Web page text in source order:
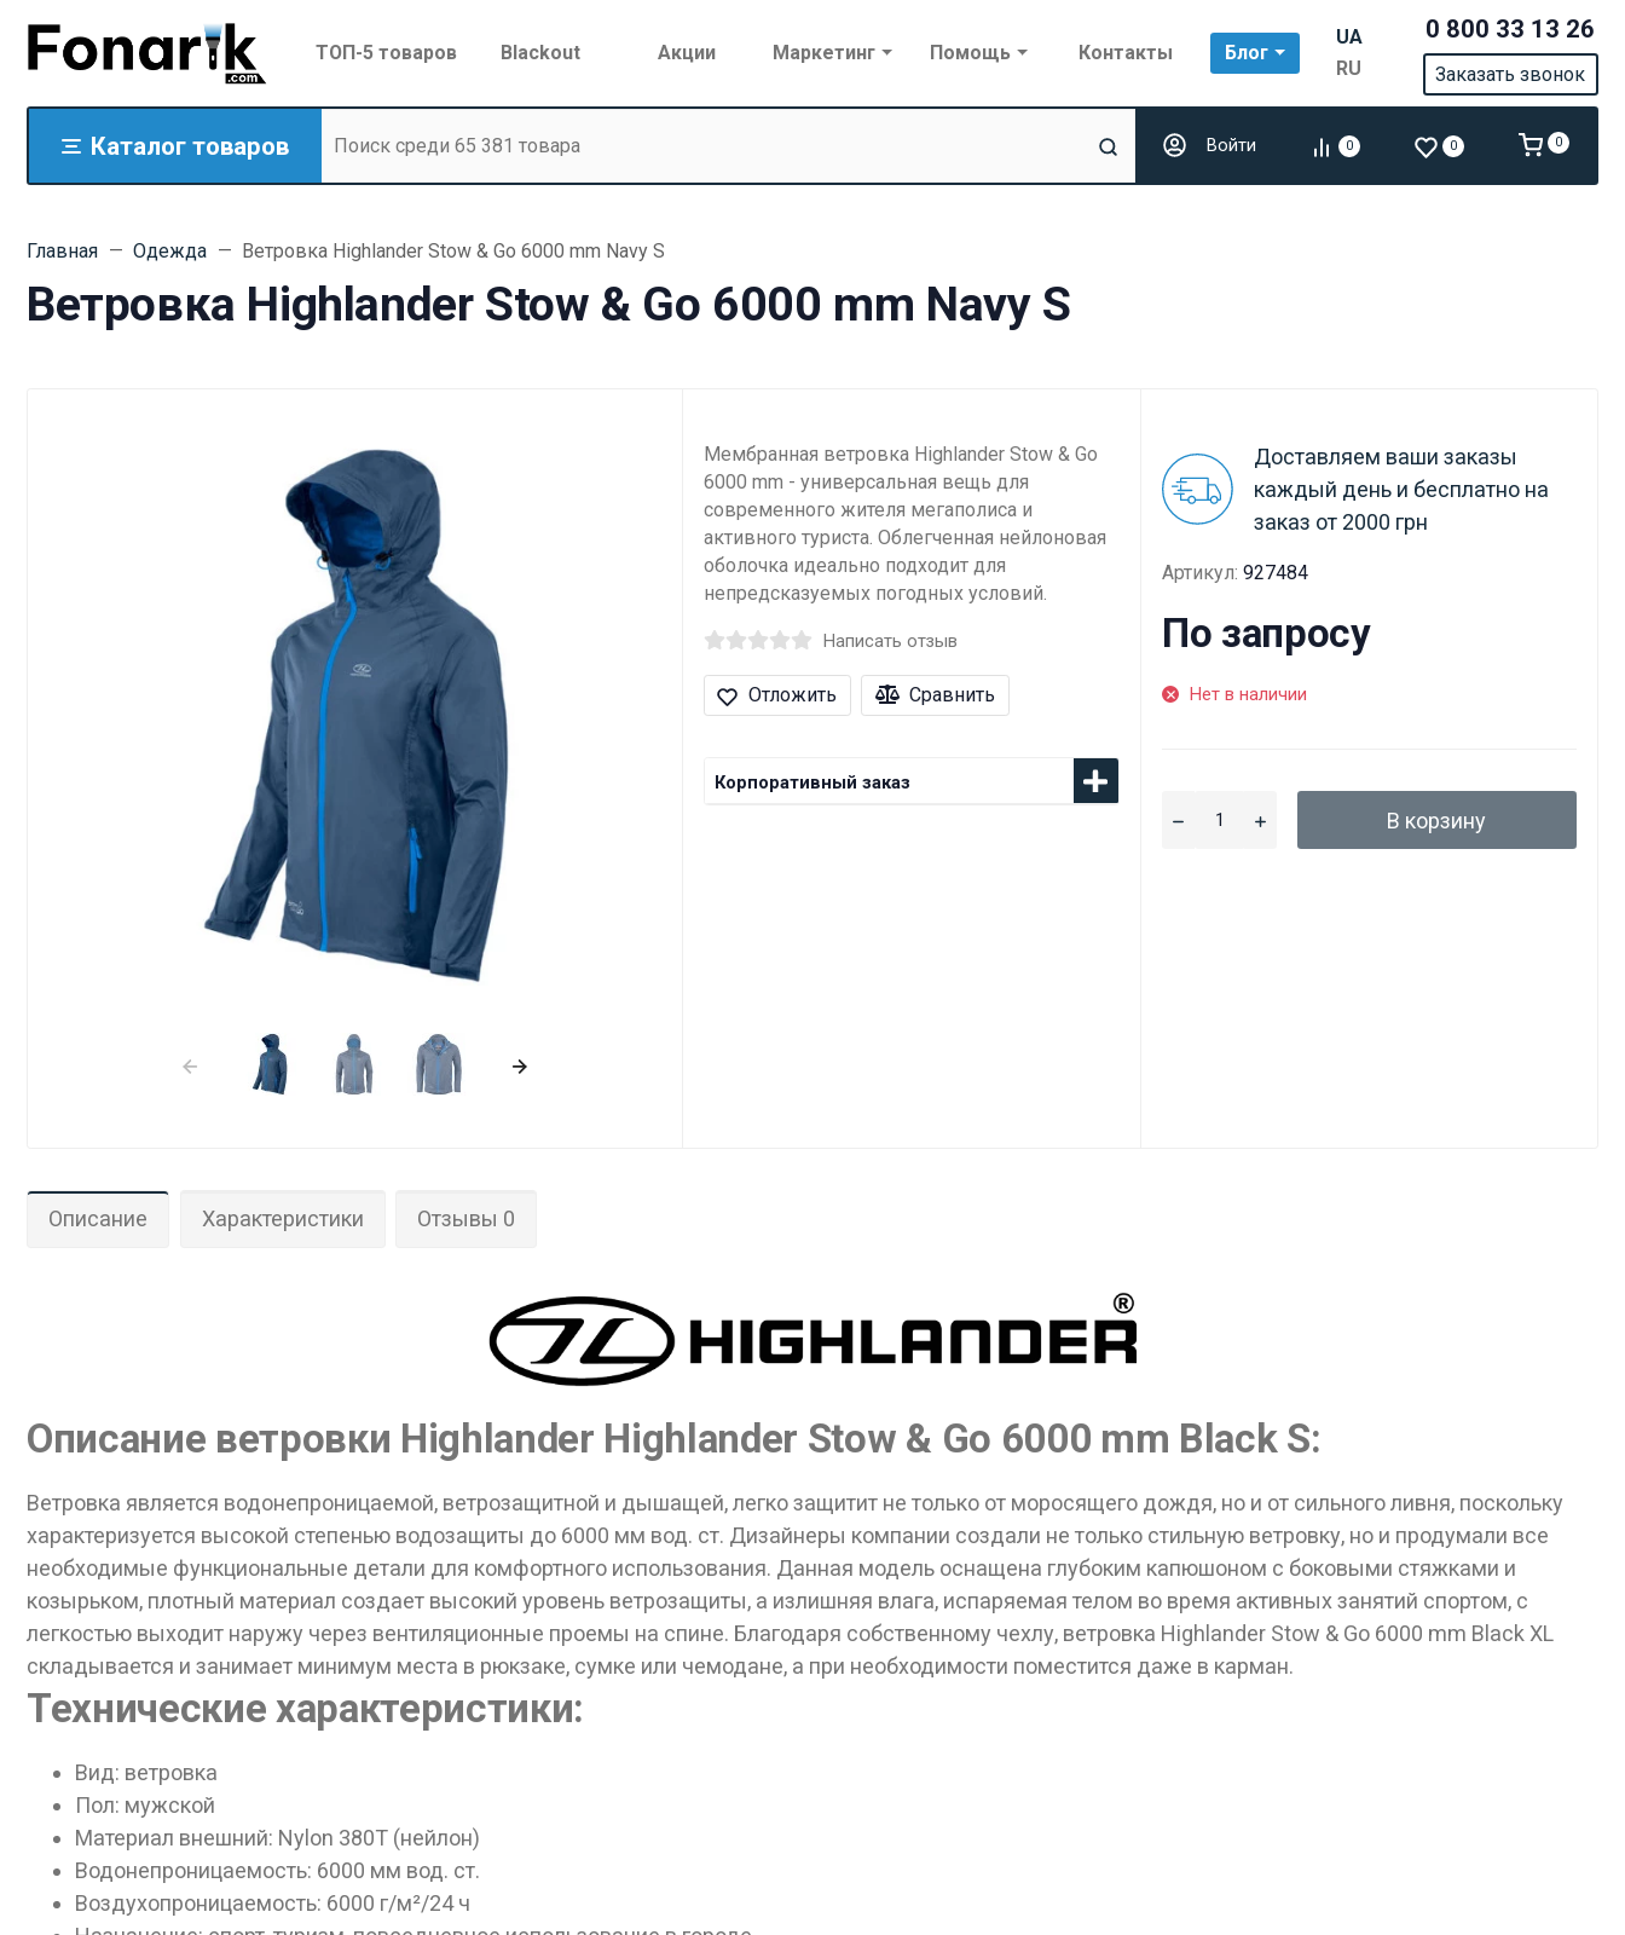
ТОП-5 товаров Blackout Акции Маркетинг Помощь Контакты Блог
UA
RU
0 800 33 13 26
Заказать звонок
Каталог товаров Войти 0 0 0
Главная Одежда Ветровка Highlander Stow & Go 6000 mm Navy S
Ветровка Highlander Stow & Go 6000 mm Navy S
Мембранная ветровка Highlander Stow & Go
6000 mm - универсальная вещь для
современного жителя мегаполиса и
активного туриста. Облегченная нейлоновая
оболочка идеально подходит для
непредсказуемых погодных условий.
Написать отзыв
Отложить Сравнить
Корпоративный заказ
Доставляем ваши заказы
каждый день и бесплатно на
заказ от 2000 грн
Артикул: 927484
По запросу
Нет в наличии
В корзину
Описание Характеристики Отзывы 0
Описание ветровки Highlander Highlander Stow & Go 6000 mm Black S:
Ветровка является водонепроницаемой, ветрозащитной и дышащей, легко защитит не только от моросящего дождя, но и от сильного ливня, поскольку
характеризуется высокой степенью водозащиты до 6000 мм вод. ст. Дизайнеры компании создали не только стильную ветровку, но и продумали все
необходимые функциональные детали для комфортного использования. Данная модель оснащена глубоким капюшоном с боковыми стяжками и
козырьком, плотный материал создает высокий уровень ветрозащиты, а излишняя влага, испаряемая телом во время активных занятий спортом, с
легкостью выходит наружу через вентиляционные проемы на спине. Благодаря собственному чехлу, ветровка Highlander Stow & Go 6000 mm Black XL
складывается и занимает минимум места в рюкзаке, сумке или чемодане, а при необходимости поместится даже в карман.
Технические характеристики:
Вид: ветровка
Пол: мужской
Материал внешний: Nylon 380T (нейлон)
Водонепроницаемость: 6000 мм вод. ст.
Воздухопроницаемость: 6000 г/м²/24 ч